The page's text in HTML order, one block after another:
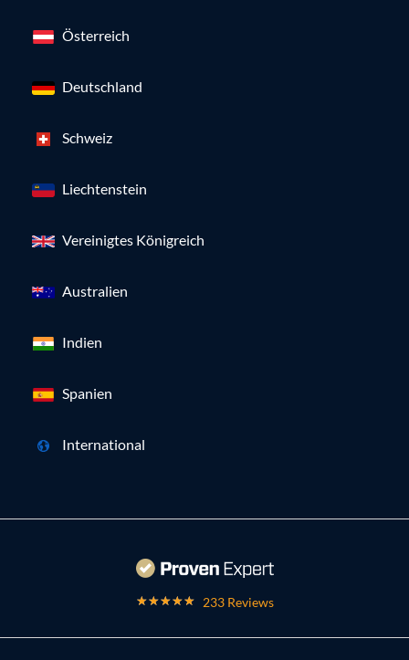
Österreich
Deutschland
Schweiz
Liechtenstein
Vereinigtes Königreich
Australien
Indien
Spanien
International
233 Reviews